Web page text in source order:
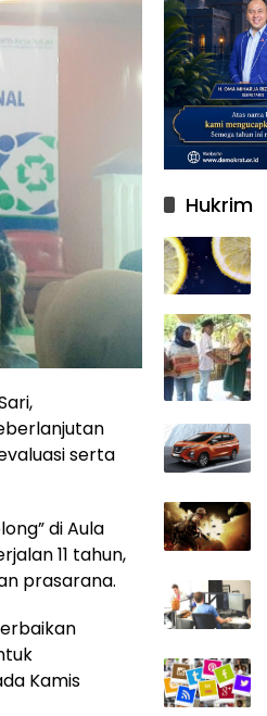
serta
di Aula
11 tahun,
prasarana.
Kamis
Hukrim